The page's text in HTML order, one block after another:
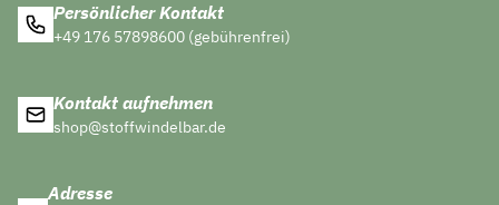
Persönlicher Kontakt
+49 176 57898600 (gebührenfrei)
Kontakt aufnehmen
shop@stoffwindelbar.de
Adresse